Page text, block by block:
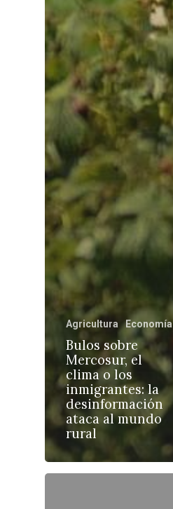
Agricultura Economía
Bulos sobre
Mercosur, el
clima o los
inmigrantes: la
desinformación
ataca al mundo
rural